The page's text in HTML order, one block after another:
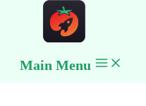
Main Menu